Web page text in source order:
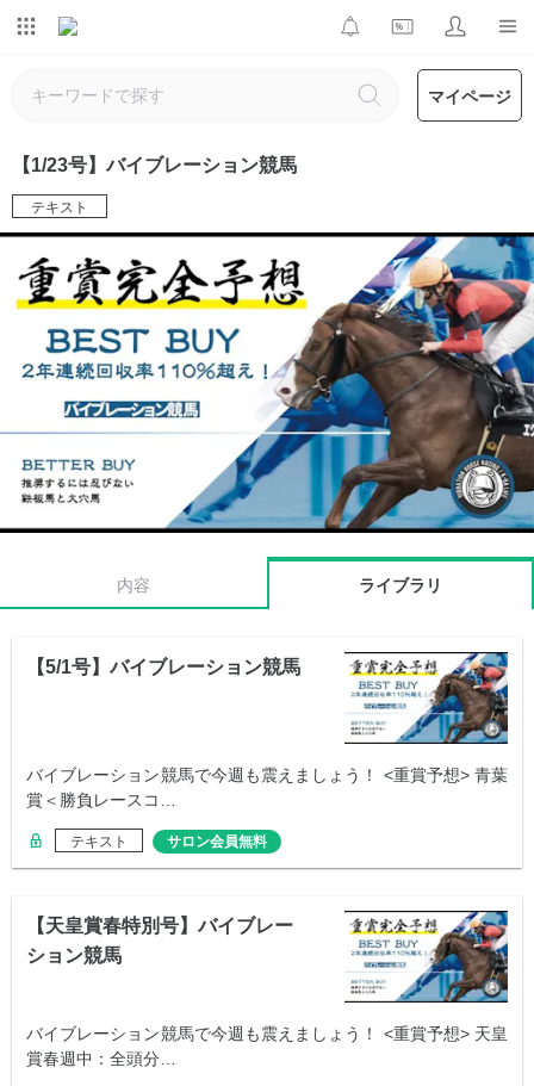
マイページ
【1/23号】バイブレーション競馬
テキスト
内容 ライブラリ
【5/1号】バイブレーション競馬
バイブレーション競馬で今週も震えましょう！ <重賞予想> 青葉
賞＜勝負レースコ…
テキスト サロン会員無料
【天皇賞春特別号】バイブレー
ション競馬
バイブレーション競馬で今週も震えましょう！ <重賞予想> 天皇
賞春週中：全頭分…